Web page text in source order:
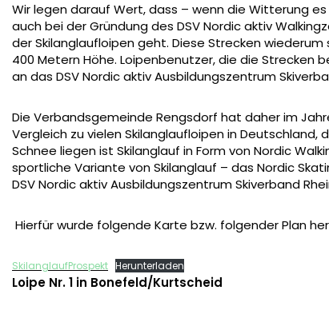
Wir legen darauf Wert, dass – wenn die Witterung
auch bei der Gründung des DSV Nordic aktiv
der Skilanglaufloipen geht. Diese Strecken
400 Metern Höhe. Loipenbenutzer, die die Strecken
an das DSV Nordic aktiv Ausbildungszentrum
Die Verbandsgemeinde Rengsdorf hat daher im
Vergleich zu vielen Skilanglaufloipen in
Schnee liegen ist Skilanglauf in Form von Nordic
sportliche Variante von Skilanglauf – das Nordic
DSV Nordic aktiv Ausbildungszentrum Skiverband
Hierfür wurde folgende Karte bzw. folgender Plan
SkilanglaufProspekt Herunterladen
Loipe Nr. 1 in Bonefeld/Kurtscheid